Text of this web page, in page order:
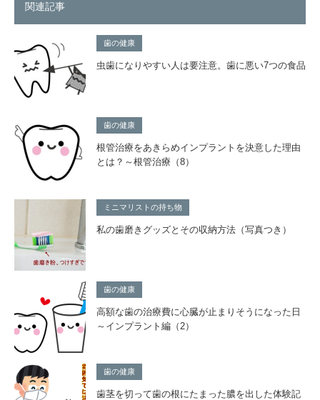
関連記事
歯の健康
虫歯になりやすい人は要注意。歯に悪い7つの食品
歯の健康
根管治療をあきらめインプラントを決意した理由
とは？～根管治療（8）
ミニマリストの持ち物
私の歯磨きグッズとその収納方法（写真つき）
歯の健康
高額な歯の治療費に心臓が止まりそうになった日
～インプラント編（2）
歯の健康
歯茎を切って歯の根にたまった膿を出した体験記